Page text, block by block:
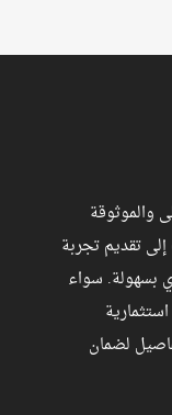
والموثوقة
تقديم تجربة
بسهولة. سواء
لضمان